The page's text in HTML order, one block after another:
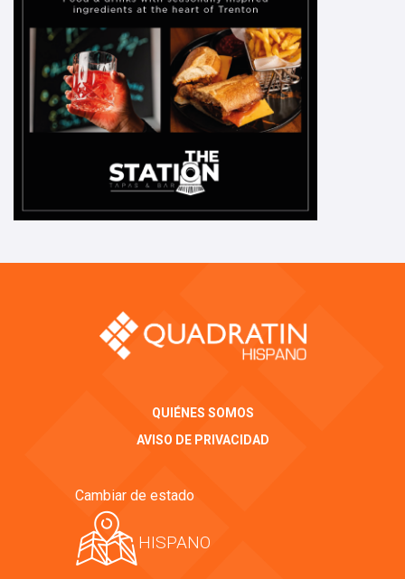
QUIÉNES SOMOS
AVISO DE PRIVACIDAD
Cambiar de estado
HISPANO